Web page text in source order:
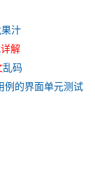
汁
详解
乱码
例的界面单元测试